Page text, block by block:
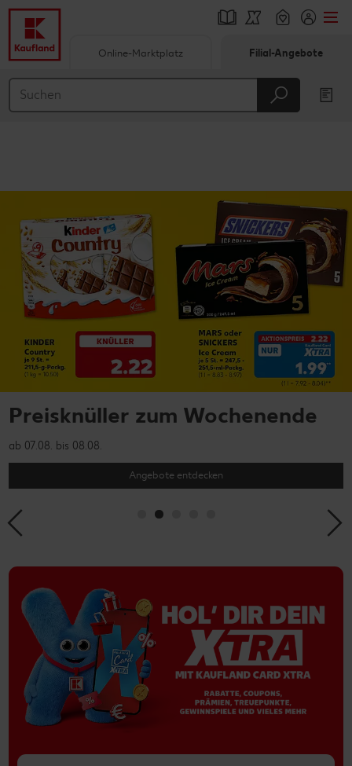
Hauptinhalt
Online-Marktplatz Filial-Angebote
PFANNER Zero Sirup
Zero Zucker. Zero Kalorien. Zero Sirup!
Mehr erfahren